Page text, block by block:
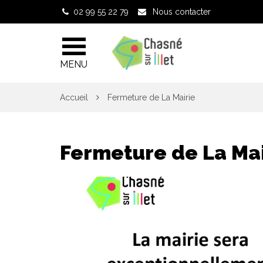
02 99 55 22 79 Nous contacter
MENU
Accueil Fermeture de La Mairie
Fermeture de La